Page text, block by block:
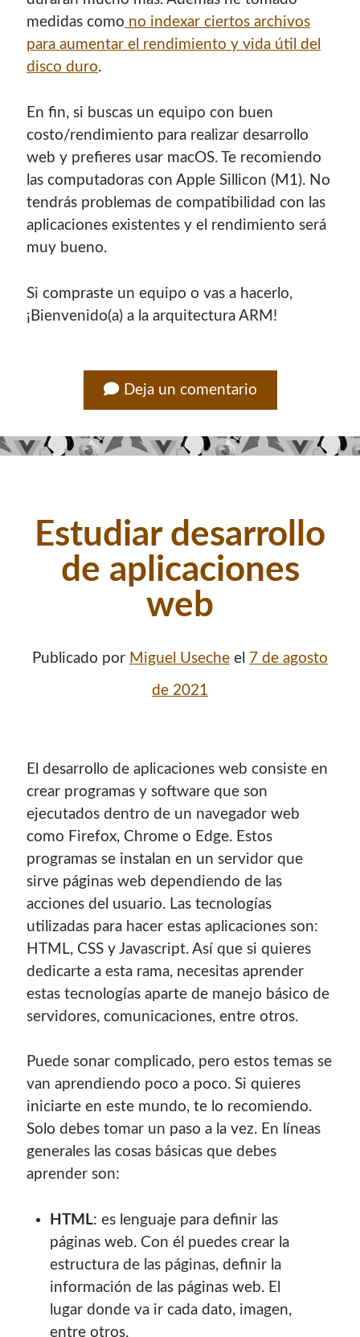
medidas como no indexar ciertos archivos
para aumentar el rendimiento y vida útil del
disco duro.
En fin, si buscas un equipo con buen
costo/rendimiento para realizar desarrollo
web y prefieres usar macOS. Te recomiendo
las computadoras con Apple Sillicon (M1). No
tendrás problemas de compatibilidad con las
aplicaciones existentes y el rendimiento será
muy bueno.
Si compraste un equipo o vas a hacerlo,
¡Bienvenido(a) a la arquitectura ARM!
Deja un comentario
Estudiar desarrollo
de aplicaciones
web
Publicado por Miguel Useche el 7 de agosto
de 2021
El desarrollo de aplicaciones web consiste en
crear programas y software que son
ejecutados dentro de un navegador web
como Firefox, Chrome o Edge. Estos
programas se instalan en un servidor que
sirve páginas web dependiendo de las
acciones del usuario. Las tecnologías
utilizadas para hacer estas aplicaciones son:
HTML, CSS y Javascript. Así que si quieres
dedicarte a esta rama, necesitas aprender
estas tecnologías aparte de manejo básico de
servidores, comunicaciones, entre otros.
Puede sonar complicado, pero estos temas se
van aprendiendo poco a poco. Si quieres
iniciarte en este mundo, te lo recomiendo.
Solo debes tomar un paso a la vez. En líneas
generales las cosas básicas que debes
aprender son:
HTML: es lenguaje para definir las
páginas web. Con él puedes crear la
estructura de las páginas, definir la
información de las páginas web. El
lugar donde va ir cada dato, imagen,
entre otros.